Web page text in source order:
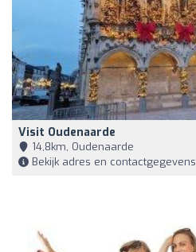
Visit Oudenaarde
14,8km, Oudenaarde
Bekijk adres en contactgegevens